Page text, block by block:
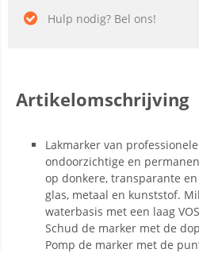
Hulp nodig? Bel ons!
Artikelomschrijving
Lakmarker van
ondoorzichtige en
op donkere, transparante
glas, metaal en kunststof.
waterbasis met een laag
Schud de marker met de
Pomp de marker met de